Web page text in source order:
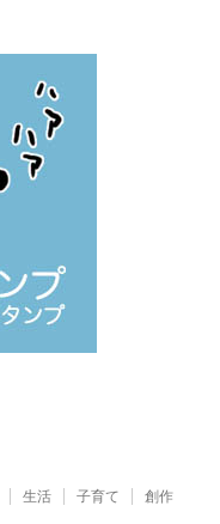
生活 子育て
創作